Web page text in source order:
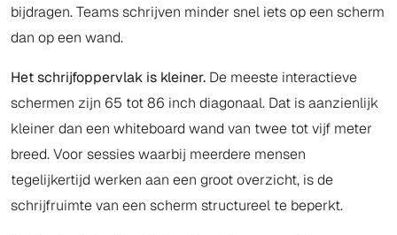
bijdragen. Teams schrijven minder snel iets op een scherm
dan op een wand.
Het schrijfoppervlak is kleiner. De meeste interactieve
schermen zijn 65 tot 86 inch diagonaal. Dat is aanzienlijk
kleiner dan een whiteboard wand van twee tot vijf meter
breed. Voor sessies waarbij meerdere mensen
tegelijkertijd werken aan een groot overzicht, is de
schrijfruimte van een scherm structureel te beperkt.